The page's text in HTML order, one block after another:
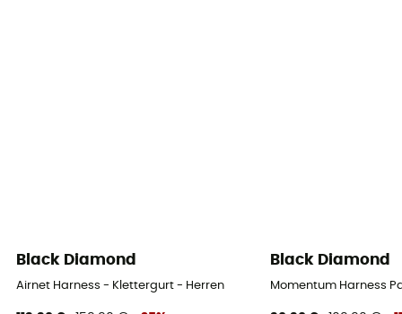
Black Diamond
Airnet Harness - Klettergurt - Herren
Black Diamond
Momentum Harness